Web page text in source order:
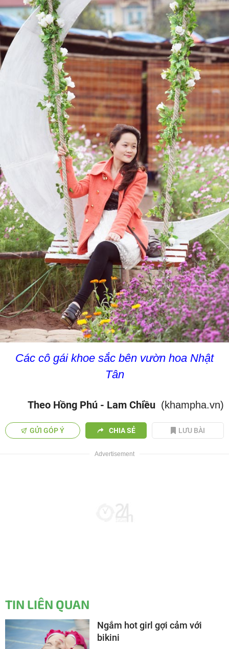
Các cô gái khoe sắc bên vườn hoa Nhật
Tân
Theo Hồng Phú - Lam Chiều (khampha.vn)
GỬI GÓP Ý CHIA SẺ LƯU BÀI
TIN LIÊN QUAN
Ngắm hot girl gợi cảm với
bikini